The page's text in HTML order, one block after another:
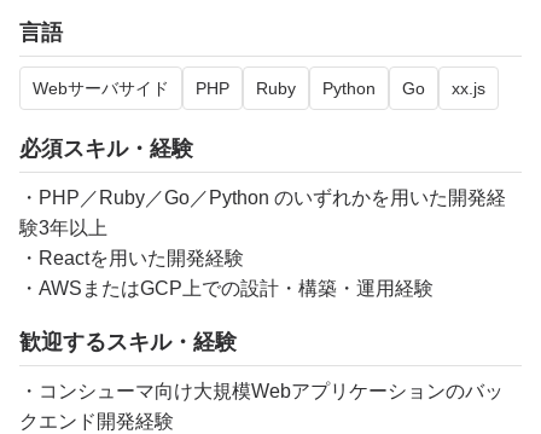
言語
Webサーバサイド PHP Ruby Python Go xx.js
必須スキル・経験
・PHP／Ruby／Go／Python のいずれかを用いた開発経
験3年以上
・Reactを用いた開発経験
・AWSまたはGCP上での設計・構築・運用経験
歓迎するスキル・経験
・コンシューマ向け大規模Webアプリケーションのバッ
クエンド開発経験